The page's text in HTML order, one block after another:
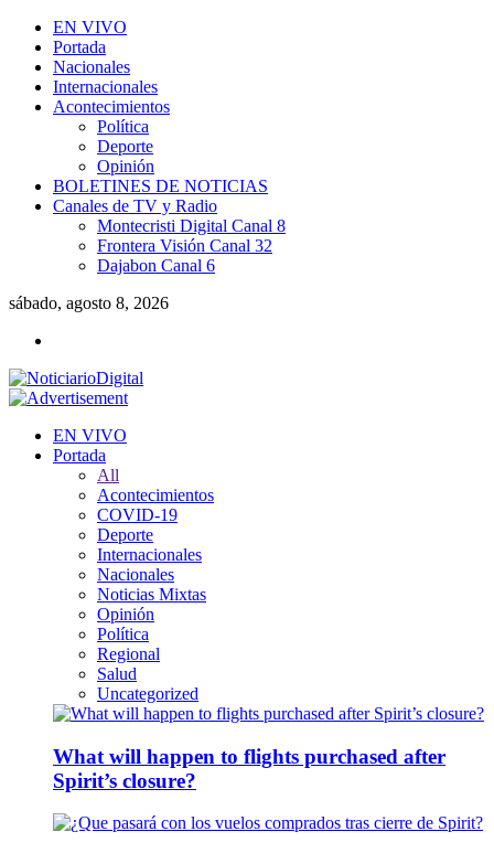
EN VIVO
Portada
Nacionales
Internacionales
Acontecimientos
Política
Deporte
Opinión
BOLETINES DE NOTICIAS
Canales de TV y Radio
Montecristi Digital Canal 8
Frontera Visión Canal 32
Dajabon Canal 6
sábado, agosto 8, 2026
EN VIVO
Portada
All
Acontecimientos
COVID-19
Deporte
Internacionales
Nacionales
Noticias Mixtas
Opinión
Política
Regional
Salud
Uncategorized
What will happen to flights purchased after
Spirit’s closure?